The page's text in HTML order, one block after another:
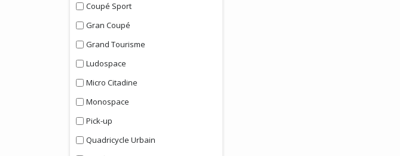
Coupé Sport
Gran Coupé
Grand Tourisme
Ludospace
Micro Citadine
Monospace
Pick-up
Quadricycle Urbain